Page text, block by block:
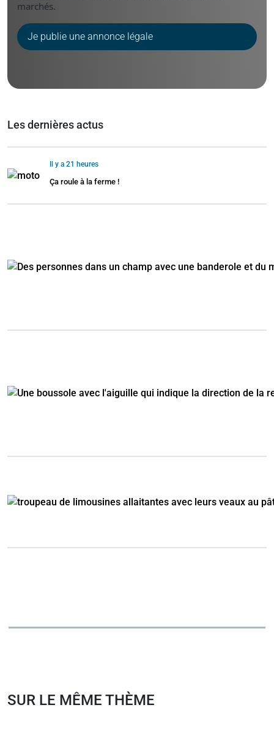
marchés.
Je publie une annonce légale
Les dernières actus
Il y a 21 heures
Ça roule à la ferme !
SUR LE MÊME THÈME